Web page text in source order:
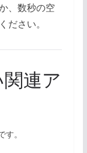
、数秒の空
ださい。
連ア
。